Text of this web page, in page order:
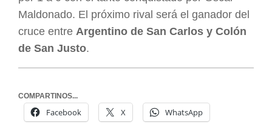
Maldonado. El próximo rival será el ganador del
cruce entre Argentino de San Carlos y Colón
de San Justo.
COMPARTINOS...
Facebook X WhatsApp